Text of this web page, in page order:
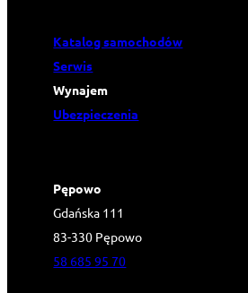
Katalog samochodów
Serwis
Wynajem
Ubezpieczenia
Pępowo
Gdańska 111
83-330 Pępowo
58 685 95 70